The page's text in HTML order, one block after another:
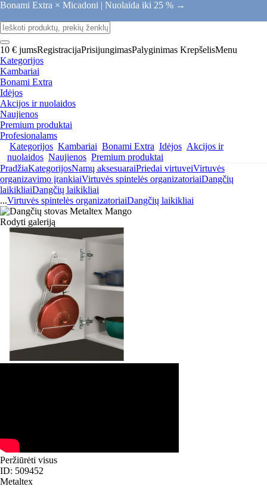
Bonami Extra × Micadoni | Nuolaida iki 25 % →
10 € jumsRegistracijaPrisijungimasPalyginimas KrepšelisMenu
Kategorijos
Kambariai
Bonami Extra
Idėjos
Akcijos ir nuolaidos
Naujienos
Premium produktai
Profesionalams
Kategorijos Kambariai Bonami Extra Idėjos Akcijos ir
nuolaidos Naujienos Premium produktai
PradžiaKategorijosNamų aksesuaraiPriedai virtuveiVirtuvės
organizavimo įrankiaiVirtuvės spintelės organizatoriaiDangčių
laikikliaiDangčių laikikliai
...Virtuvės spintelės organizatoriaiDangčių laikikliai
Rodyti galeriją
Peržiūrėti visus
ID: 509452
Metaltex